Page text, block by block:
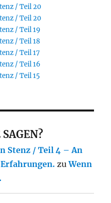
/ Teil 20
/ Teil 20
/ Teil 19
/ Teil 18
/ Teil 17
/ Teil 16
/ Teil 15
Stenz / Teil 4 – An
zuWenn